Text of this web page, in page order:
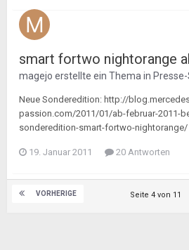
smart fortwo nightorange
magejo erstellte ein Thema in
Neue Sonderedition: http://
passion.com/2011/01/ab-februar-2011-
sonderedition-smart-fortwo-nightorange/
19. Januar 2011 20 Antworten
VORHERIGE Seite 4 von 11